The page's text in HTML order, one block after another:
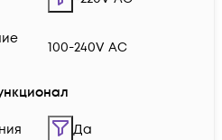
100-240V AC
Да